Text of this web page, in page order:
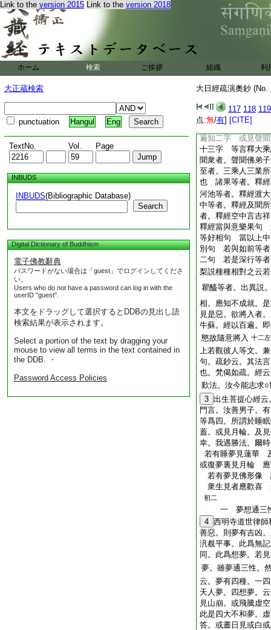
Link to the version 2015 Link to the version 2018
ホーム 検索 ご挨拶 組織 利
大正蔵検索
punctuation Hangul Eng
TextNo. Vol. Page
INBUDS
INBUDS(Bibliographic Database)
Search
Digital Dictionary of Buddhism
電子佛教辭典
パスワードがない場合は「guest」でログインしてくださ
い。
Users who do not have a password can log in with the
userID "guest".
本文をドラッグして選択するとDDBの見出し語
検索結果が表示されます。
Select a portion of the text by dragging your
mouse to view all terms in the text contained in
the DDB. ・
Password Access Policies
大日經疏演奧鈔 (No.
117 118 119
点:無/有] [CITE]
摩尼珠者。謂圓明
心覺寶者。圓明照
四攝利他者。給
釋經刀一字 悦意
子等者。釋經男子
爲男女相對也 亦
有其意。謂女人經
取此類故云亦也
二字 善友。釋經
等者。釋經群牛豐
釋經經卷淨無垢句
遍知二字 或見聲聞
十三字 等言釋大
聞衆者。聲聞佛弟
至者。三乘人三業
也 諸果等者。釋
河池等者。釋經渡
中等者。釋經及聞
者。釋經空中言吉
釋經當與意樂果句
等好相句 當以上中
別句 若與如前等者
二句 若是深行等者
梨説種種相對之云
瞿醯等者。出異説
相。應知不成就。
見是惡。欲將入者
牛蘇。經以百遍。
愍故隨意將入 十二左
上若觀彼人等文。
句。疏鈔云。其法
也。梵偈如疏。經
歎法。汝今能志求
3 出生菩提心經
門言。汝善男子。
等爲四。所謂於睡
蓋。或見月輪。及
幸。我遇勝法。爾
若有睡夢見蓮華
或復夢裏見月輪 應
若有夢見佛形像
衆生見者應歡喜
初二
一 夢想通三
4 西明寺道世律
善惡。則夢有吉凶
汎覩平事。此爲無
同。此爲想夢。若
夢。雖夢通三性。
云。夢有四種。一
天人夢。四想夢。
見山崩。或飛騰虚
此是四大不和夢。
答。或晝日見或白